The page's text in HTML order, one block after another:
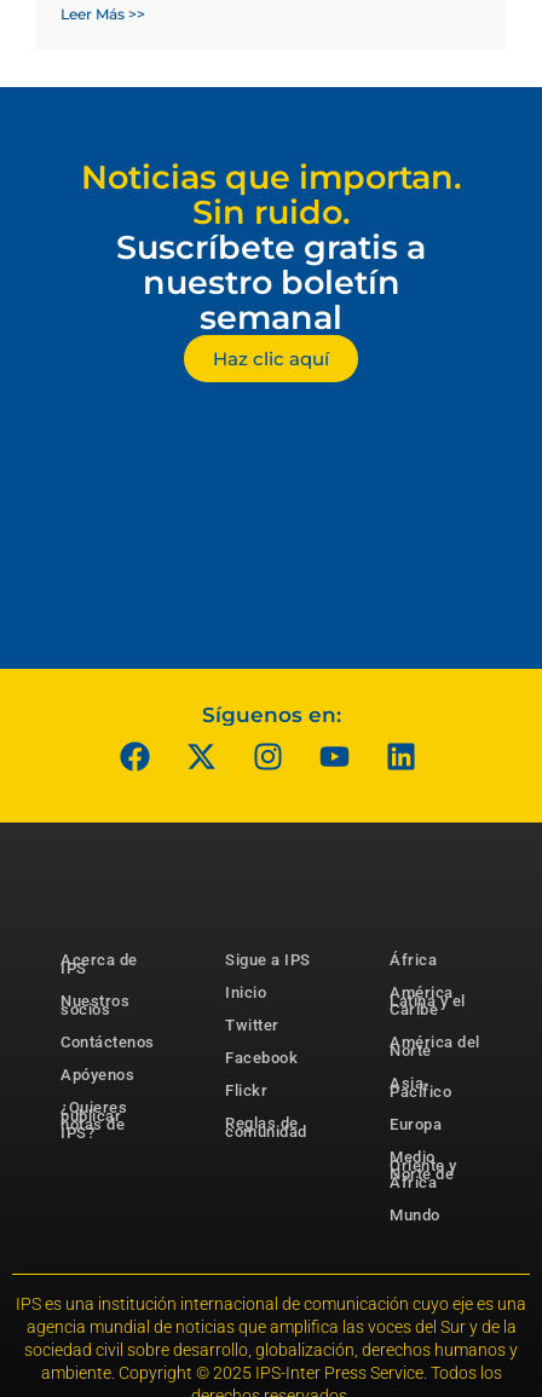
Leer Más >>
Noticias que importan.
Sin ruido.
Suscríbete gratis a
nuestro boletín
semanal
Haz clic aquí
Síguenos en:
Acerca de
IPS
Nuestros
socios
Contáctenos
Apóyenos
¿Quieres
publicar
notas de
IPS?
Sigue a IPS
Inicio
Twitter
Facebook
Flickr
Reglas de
comunidad
África
América
Latina y el
Caribe
América del
Norte
Asia-
Pacífico
Europa
Medio
Oriente y
Norte de
África
Mundo
IPS es una institución internacional de comunicación cuyo eje es una
agencia mundial de noticias que amplifica las voces del Sur y de la
sociedad civil sobre desarrollo, globalización, derechos humanos y
ambiente. Copyright © 2025 IPS-Inter Press Service. Todos los